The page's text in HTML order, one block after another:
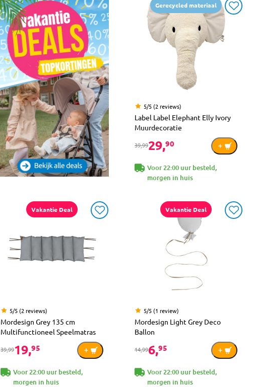
Gerecycled materiaal
5/5 (2 reviews)
Label Label Elephant Elly Ivory
Muurdecoratie
39,9929,90
Voor 22:00 uur besteld,
morgen in huis
Vakantie Deal
5/5 (2 reviews)
Mordesign Grey 135 cm
Multifunctioneel Speelmatras
39,9919,95
Voor 22:00 uur besteld,
morgen in huis
Vakantie Deal
5/5 (1 review)
Mordesign Light Grey Deco
Ballon
14,996,95
Voor 22:00 uur besteld,
morgen in huis